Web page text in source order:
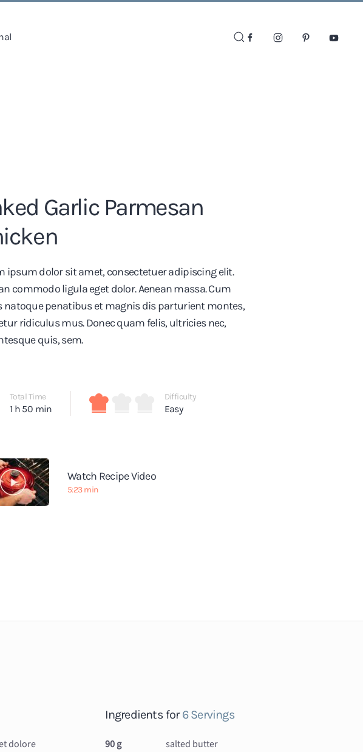
Garlic Parmesan
ipsum dolor sit amet, consectetuer adipiscing elit.
commodo ligula eget dolor. Aenean massa. Cum
natoque penatibus et magnis dis parturient montes,
ridiculus mus. Donec quam felis, ultricies nec,
quis, sem.
Total Time
1 h 50 min
Difficulty
Easy
Watch Recipe Video
5:23 min
Ingredients for6 Servings
90 g
salted butter
dolore